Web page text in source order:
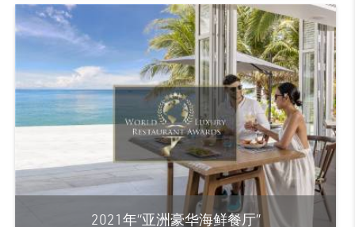
2021年“亚洲豪华海鲜餐厅”